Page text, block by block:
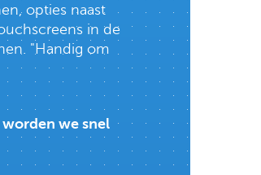
opties naast
in de
"Handig om
we snel